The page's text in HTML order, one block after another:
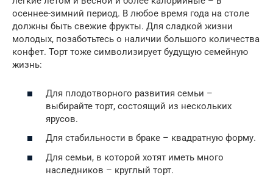
осеннее-зимний период. В любое время года на столе
должны быть свежие фрукты. Для сладкой жизни
молодых, позаботьтесь о наличии большого количества
конфет. Торт тоже символизирует будущую семейную
жизнь:
Для плодотворного развития семьи –
выбирайте торт, состоящий из нескольких
ярусов.
Для стабильности в браке – квадратную форму.
Для семьи, в которой хотят иметь много
наследников – круглый торт.